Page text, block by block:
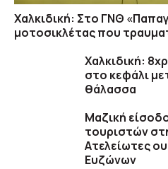
Χαλκιδική: Στο ΓΝΘ
μοτοσικλέτας που
Χαλκιδική:
στο κεφάλι
θάλασσα
Μαζική
τουριστών
Ατελείωτες
Ευζώνων